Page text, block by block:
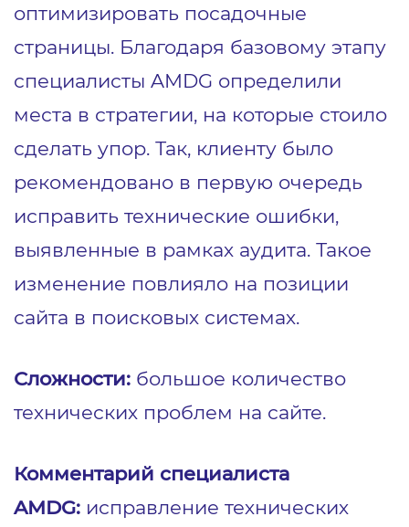
оптимизировать посадочные
страницы. Благодаря базовому этапу
специалисты AMDG определили
места в стратегии, на которые стоило
сделать упор. Так, клиенту было
рекомендовано в первую очередь
исправить технические ошибки,
выявленные в рамках аудита. Такое
изменение повлияло на позиции
сайта в поисковых системах.
Сложности: большое количество
технических проблем на сайте.
Комментарий специалиста
AMDG: исправление технических